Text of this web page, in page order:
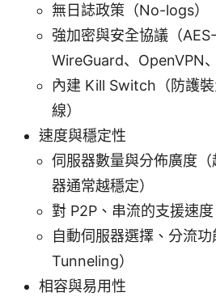
無日誌政策（No-logs）
強加密與安全協議（AES-
WireGuard、OpenVPN
內建 Kill Switch（防護
線）
速度與穩定性
伺服器數量與分佈廣度
器通常越穩定）
對 P2P、串流的支援速度
自動伺服器選擇、分流
Tunneling）
相容與易用性